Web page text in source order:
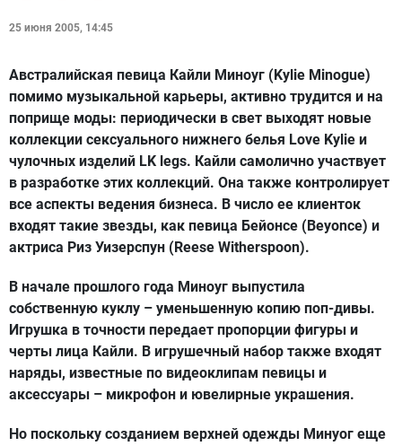
25 июня 2005, 14:45
Австралийская певица Кайли Миноуг (Kylie Minogue)
помимо музыкальной карьеры, активно трудится и на
поприще моды: периодически в свет выходят новые
коллекции сексуального нижнего белья Love Kylie и
чулочных изделий LK legs. Кайли самолично участвует
в разработке этих коллекций. Она также контролирует
все аспекты ведения бизнеса. В число ее клиенток
входят такие звезды, как певица Бейонсе (Beyonce) и
актриса Риз Уизерспун (Reese Witherspoon).
В начале прошлого года Миноуг выпустила
собственную куклу – уменьшенную копию поп-дивы.
Игрушка в точности передает пропорции фигуры и
черты лица Кайли. В игрушечный набор также входят
наряды, известные по видеоклипам певицы и
аксессуары – микрофон и ювелирные украшения.
Но поскольку созданием верхней одежды Минуог еще